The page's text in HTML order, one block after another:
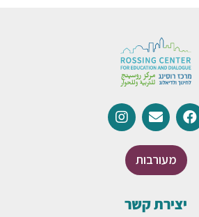
מעורבות
יצירת קשר